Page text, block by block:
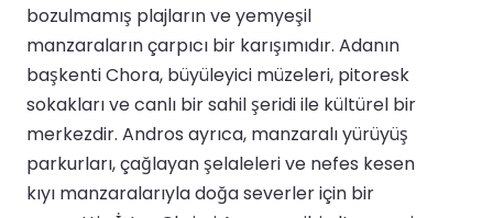
bozulmamış plajların ve yemyeşil
manzaraların çarpıcı bir karışımıdır. Adanın
başkenti Chora, büyüleyici müzeleri, pitoresk
sokakları ve canlı bir sahil şeridi ile kültürel bir
merkezdir. Andros ayrıca, manzaralı yürüyüş
parkurları, çağlayan şelaleleri ve nefes kesen
kıyı manzaralarıyla doğa severler için bir